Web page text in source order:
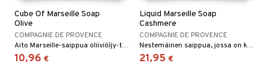
Cube Of Marseille Soap
Olive
COMPAGNIE DE PROVENCE
Aito Marseille-saippua oliiviöljy-tuoksulla Compagnie de Provencelta
10,96 €
Liquid Marseille Soap
Cashmere
COMPAGNIE DE PROVENCE
Nestemäinen saippua, jossa on kasviöljyjä ja ylellinen tuoksu Compagnie de Provencelta.
21,95 €